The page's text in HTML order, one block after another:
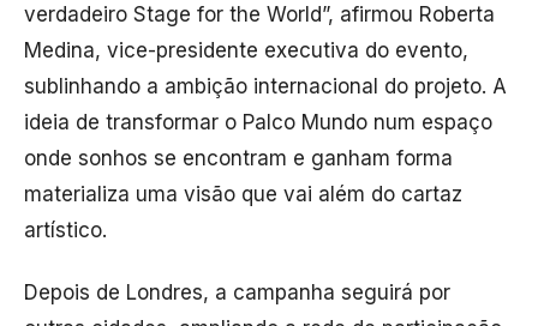
verdadeiro Stage for the World”, afirmou Roberta
Medina, vice-presidente executiva do evento,
sublinhando a ambição internacional do projeto. A
ideia de transformar o Palco Mundo num espaço
onde sonhos se encontram e ganham forma
materializa uma visão que vai além do cartaz
artístico.
Depois de Londres, a campanha seguirá por